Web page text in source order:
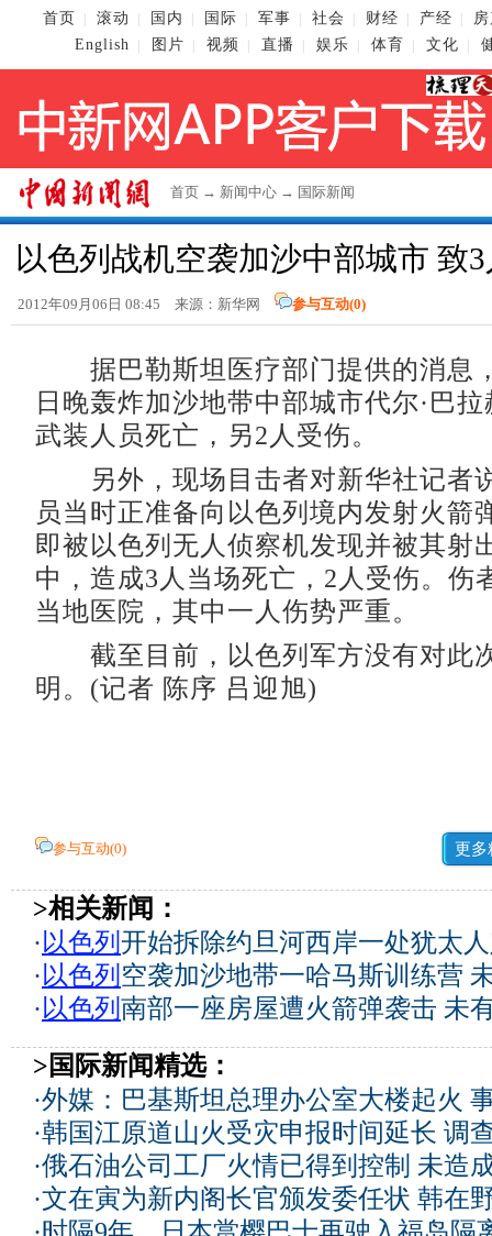
首页 滚动 国内 国际 军事 社会 财经 产经
English
图片 视频 直播 娱乐 体育 文化
首页 → 新闻中心 → 国际新闻
以色列战机空袭加沙中部城市 致
2012年09月06日 08:45 来源：新华网 参与互动(0)
据巴勒斯坦医疗部门提供的消息
日晚轰炸加沙地带中部城市代尔·巴
武装人员死亡，另2人受伤。
另外，现场目击者对新华社记者
员当时正准备向以色列境内发射火箭
即被以色列无人侦察机发现并被其射
中，造成3人当场死亡，2人受伤。伤
当地医院，其中一人伤势严重。
截至目前，以色列军方没有对此
明。(记者 陈序 吕迎旭)
参与互动(0) 更多
>相关新闻：
·以色列 开始拆除约旦河西岸一处犹太
·以色列 空袭加沙地带一哈马斯训练营
·以色列 南部一座房屋遭火箭弹袭击 未
>国际新闻精选：
·外媒：巴基斯坦总理办公室大楼起火
·韩国江原道山火受灾申报时间延长 调
·俄石油公司工厂火情已得到控制 未造
·文在寅为新内阁长官颁发委任状 韩在